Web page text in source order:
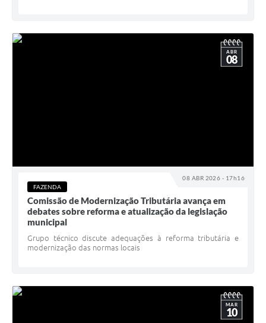
08 ABR 2026 - 17h16
ABR
08
FAZENDA
Comissão de Modernização Tributária avança em
debates sobre reforma e atualização da legislação
municipal
Grupo técnico discute adequações à reforma tributária e
modernização das normas locais
MAR
10